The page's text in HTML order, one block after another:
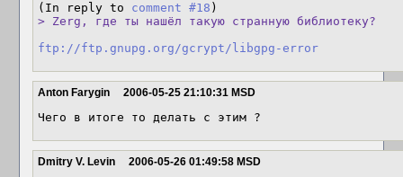
(In reply to comment #18
> Zerg, где ты нашёл такую странную библиотеку?
ftp://ftp.gnupg.org/gcrypt/libgpg-error
Anton Farygin 2006-05-25 21:10:31 MSD
Чего в итоге то делать с этим ?
Dmitry V. Levin 2006-05-26 01:49:58 MSD